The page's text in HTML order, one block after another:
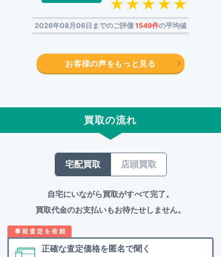
2026年08月06日までのご評価1549件の平均値
お客様の声をもっと見る
買取の流れ
宅配買取 店頭買取
自宅にいながら買取がすべて完了。
買取代金のお支払いもお待たせしません。
正確な査定価格を 匿名で聞く